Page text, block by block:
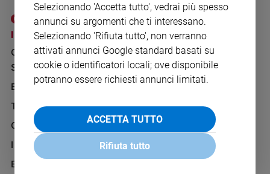
Ambiente
e
Aziende
di
Caso
della
settimana
I SITI SAN PAOLO
GRUPPO EDITORIALE
SAN PAOLO
BENESSERE
TELENOVA
GAZZETTA D'ALBA
IL GIORNALINO
EDICOLA SAN PAOLO
NOTE LEGALI
PRIVACY POLICY
INFORMATIVA
WHISTLEBLOWING
Selezionando 'Accetta tutto', vedrai più spesso
annunci su argomenti che ti interessano.
Selezionando 'Rifiuta tutto', non verranno
attivati annunci Google standard basati su
cookie o identificatori locali; ove disponibile
potranno essere richiesti annunci limitati.
ACCETTA TUTTO
Rifiuta tutto